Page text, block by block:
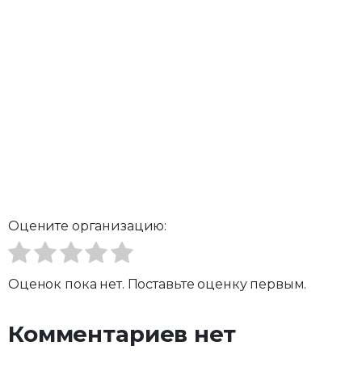
Оцените организацию:
Оценок пока нет. Поставьте оценку первым.
Комментариев нет